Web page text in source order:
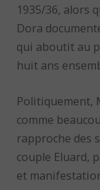
1935/36, alors
Dora
qui aboutit au
huit ans
Politiquement,
comme
rapproche des
couple Eluard,
et